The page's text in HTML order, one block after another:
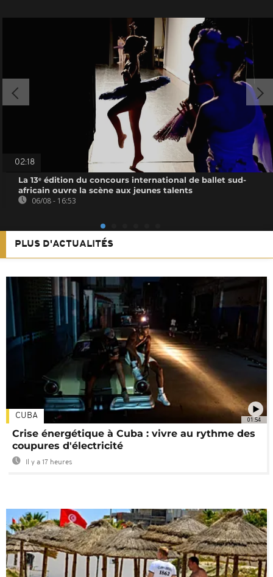
02:18
La 13ᵉ édition du concours international de ballet sud-
africain ouvre la scène aux jeunes talents
06/08 - 16:53
PLUS D'ACTUALITÉS
01:54
CUBA
Crise énergétique à Cuba : vivre au rythme des
coupures d'électricité
Il y a 17 heures